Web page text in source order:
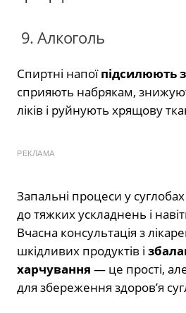
9. Алкоголь
Спиртні напоїпідсилюють
сприяють набрякам,
ліків і руйнують хрящову
РЕКЛАМА
Запальні процеси у
до тяжких ускладнень і
Вчасна консультація з
шкідливих продуктів і
харчування — це прості,
для збереження здоров’я